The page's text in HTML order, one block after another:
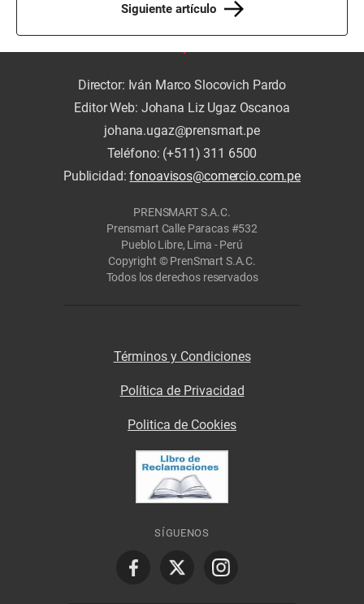
Siguiente artículo
Director: Iván Marco Slocovich Pardo
Editor Web: Johana Liz Ugaz Oscanoa
johana.ugaz@prensmart.pe
Teléfono: (+511) 311 6500
Publicidad:fonoavisos@comercio.com.pe
PRENSMART S.A.C.
Prensmart Calle Paracas #532
Pueblo Libre, Lima - Perú
Copyright © PrenSmart S.A.C.
Todos los derechos reservados
Términos y Condiciones
Política de Privacidad
Politica de Cookies
SÍGUENOS